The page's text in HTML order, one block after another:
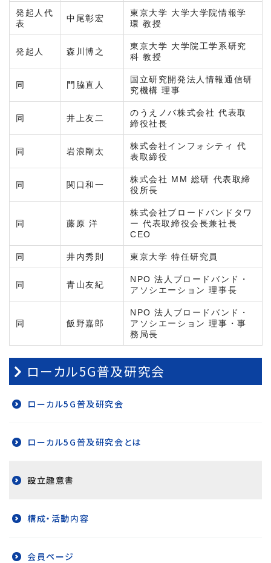
発起人代
表
中尾彰宏
東京大学 大学大学院情報学
環 教授
発起人 森川博之
東京大学 大学院工学系研究
科 教授
同 門脇直人
国立研究開発法人情報通信研
究機構 理事
同 井上友二
のうえノバ株式会社 代表取
締役社長
同 岩浪剛太
株式会社インフォシティ 代
表取締役
同 関口和一
株式会社 MM 総研 代表取締
役所長
同 藤原 洋
株式会社ブロードバンドタワ
ー 代表取締役会長兼社長
CEO
同 井内秀則 東京大学 特任研究員
同 青山友紀
NPO 法人ブロードバンド・
アソシエーション 理事長
同 飯野嘉郎
NPO 法人ブロードバンド・
アソシエーション 理事・事
務局長
ローカル5G普及研究会
ローカル5G普及研究会
ローカル5G普及研究会とは
設立趣意書
構成・活動内容
会員ページ